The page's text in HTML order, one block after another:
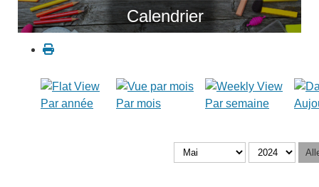
Calendrier
Par année Par mois Par semaine